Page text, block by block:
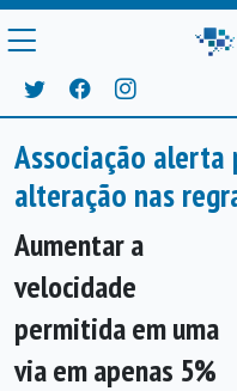
Associação alerta
alteração nas
Aumentar a
velocidade
permitida em uma
via em apenas 5%